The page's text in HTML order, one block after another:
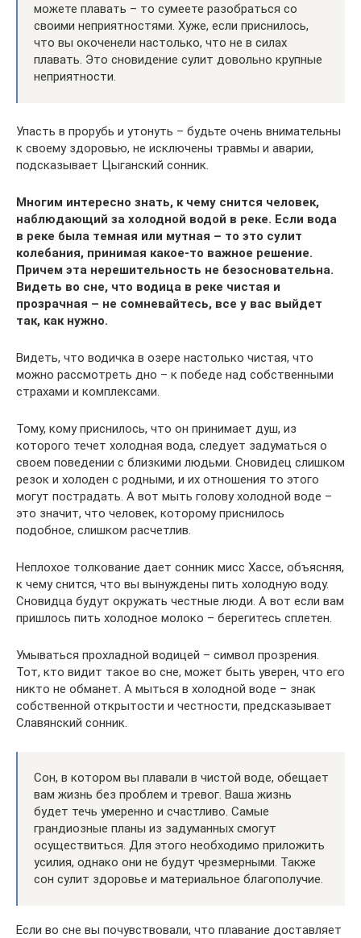
можете плавать – то сумеете разобраться со
своими неприятностями. Хуже, если приснилось,
что вы окоченели настолько, что не в силах
плавать. Это сновидение сулит довольно крупные
неприятности.
Упасть в прорубь и утонуть – будьте очень внимательны
к своему здоровью, не исключены травмы и аварии,
подсказывает Цыганский сонник.
Многим интересно знать, к чему снится человек,
наблюдающий за холодной водой в реке. Если вода
в реке была темная или мутная – то это сулит
колебания, принимая какое-то важное решение.
Причем эта нерешительность не безосновательна.
Видеть во сне, что водица в реке чистая и
прозрачная – не сомневайтесь, все у вас выйдет
так, как нужно.
Видеть, что водичка в озере настолько чистая, что
можно рассмотреть дно – к победе над собственными
страхами и комплексами.
Тому, кому приснилось, что он принимает душ, из
которого течет холодная вода, следует задуматься о
своем поведении с близкими людьми. Сновидец слишком
резок и холоден с родными, и их отношения то этого
могут пострадать. А вот мыть голову холодной воде –
это значит, что человек, которому приснилось
подобное, слишком расчетлив.
Неплохое толкование дает сонник мисс Хассе, объясняя,
к чему снится, что вы вынуждены пить холодную воду.
Сновидца будут окружать честные люди. А вот если вам
пришлось пить холодное молоко – берегитесь сплетен.
Умываться прохладной водицей – символ прозрения.
Тот, кто видит такое во сне, может быть уверен, что его
никто не обманет. А мыться в холодной воде – знак
собственной открытости и честности, предсказывает
Славянский сонник.
Сон, в котором вы плавали в чистой воде, обещает
вам жизнь без проблем и тревог. Ваша жизнь
будет течь умеренно и счастливо. Самые
грандиозные планы из задуманных смогут
осуществиться. Для этого необходимо приложить
усилия, однако они не будут чрезмерными. Также
сон сулит здоровье и материальное благополучие.
Если во сне вы почувствовали, что плавание доставляет